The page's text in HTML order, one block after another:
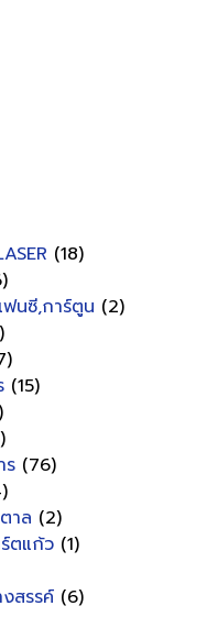
(18)
นซี,การ์ตูน (2)
(15)
ร (76)
าล (2)
ตแก้ว (1)
สรรค์ (6)